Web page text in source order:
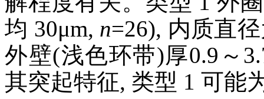
均 30μm, n=26), 内质直
外壁(浅色环带)厚0.9～
其突起特征, 类型 1 可能